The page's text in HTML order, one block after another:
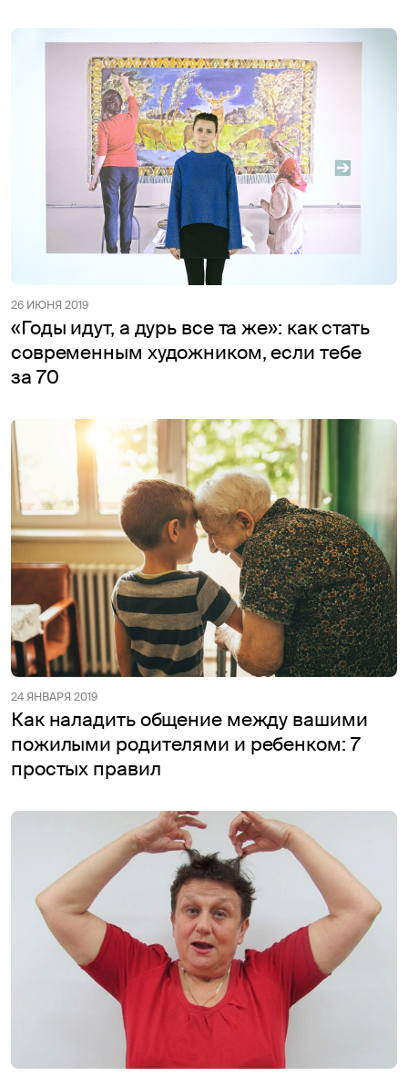
26 ИЮНЯ 2019
«Годы идут, а дурь все та же»: как стать
современным художником, если тебе
за 70
24 ЯНВАРЯ 2019
Как наладить общение между вашими
пожилыми родителями и ребенком: 7
простых правил